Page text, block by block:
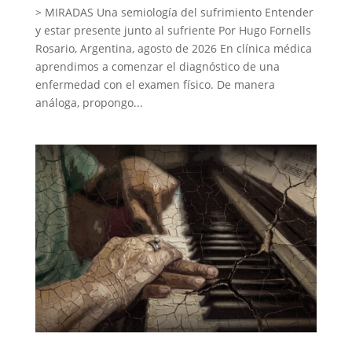
> MIRADAS Una semiología del sufrimiento Entender
y estar presente junto al sufriente Por Hugo Fornells
Rosario, Argentina, agosto de 2026 En clínica médica
aprendimos a comenzar el diagnóstico de una
enfermedad con el examen físico. De manera
análoga, propongo...